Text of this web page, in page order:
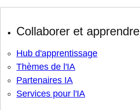
Collaborer et apprendre
Hub d'apprentissage
Thèmes de l'IA
Partenaires IA
Services pour l'IA